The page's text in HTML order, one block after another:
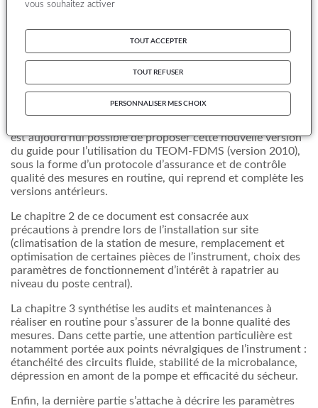
aurelien.ustache@ineris.fr
Nous observons, depuis 2007 (date de début d’utilisation
des TEOM-FDMS pour la réalisation de mesures
10en France), une nette évolution
dans la connaissance technique du fonctionnement de
l’instrument, tant au niveau des solutions à apporter en cas
de problème que des procédures à mettre en œuvre pour
est aujourd’hui possible de proposer cette nouvelle version
du guide pour l’utilisation du TEOM-FDMS (version 2010),
sous la forme d’un protocole d’assurance et de contrôle
qualité des mesures en routine, qui reprend et complète les
versions antérieurs.
Le chapitre 2 de ce document est consacrée aux
précautions à prendre lors de l’installation sur site
(climatisation de la station de mesure, remplacement et
optimisation de certaines pièces de l’instrument, choix des
paramètres de fonctionnement d’intérêt à rapatrier au
niveau du poste central).
La chapitre 3 synthétise les audits et maintenances à
réaliser en routine pour s’assurer de la bonne qualité des
mesures. Dans cette partie, une attention particulière est
notamment portée aux points névralgiques de l’instrument :
étanchéité des circuits fluide, stabilité de la microbalance,
dépression en amont de la pompe et efficacité du sécheur.
Enfin, la dernière partie s’attache à décrire les paramètres
vous souhaitez activer
TOUT ACCEPTER
TOUT REFUSER
PERSONNALISER MES CHOIX